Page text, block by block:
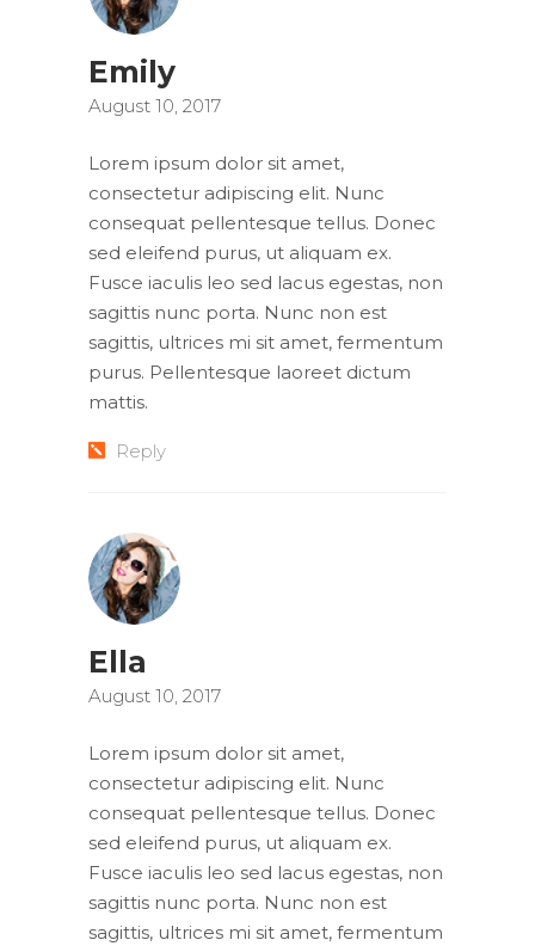
Emily
August 10, 2017
Lorem ipsum dolor sit amet,
consectetur adipiscing elit. Nunc
consequat pellentesque tellus. Donec
sed eleifend purus, ut aliquam ex.
Fusce iaculis leo sed lacus egestas, non
sagittis nunc porta. Nunc non est
sagittis, ultrices mi sit amet, fermentum
purus. Pellentesque laoreet dictum
mattis.
Reply
Ella
August 10, 2017
Lorem ipsum dolor sit amet,
consectetur adipiscing elit. Nunc
consequat pellentesque tellus. Donec
sed eleifend purus, ut aliquam ex.
Fusce iaculis leo sed lacus egestas, non
sagittis nunc porta. Nunc non est
sagittis, ultrices mi sit amet, fermentum